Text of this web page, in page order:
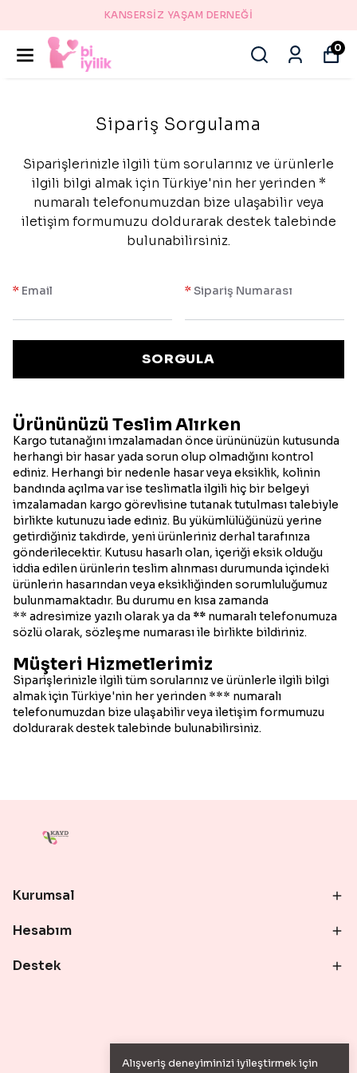
KANSERSİZ YAŞAM DERNEĞİ
0
Alışveriş deneyiminizi iyileştirmek için
Sipariş Sorgulama
Siparişlerinizle ilgili tüm sorularınız ve ürünlerle
ilgili bilgi almak için Türkiye'nin her yerinden *
numaralı telefonumuzdan bize ulaşabilir veya
iletişim formumuzu doldurarak destek talebinde
bulunabilirsiniz.
* Email *Sipariş Numarası
SORGULA
Ürününüzü Teslim Alırken
Kargo tutanağını imzalamadan önce ürününüzün kutusunda
herhangi bir hasar yada sorun olup olmadığını kontrol
ediniz. Herhangi bir nedenle hasar veya eksiklik, kolinin
bandında açılma var ise teslimatla ilgili hiç bir belgeyi
imzalamadan kargo görevlisine tutanak tutulması talebiyle
birlikte kutunuzu iade ediniz. Bu yükümlülüğünüzü yerine
getirdiğiniz takdirde, yeni ürünleriniz derhal tarafınıza
gönderilecektir. Kutusu hasarlı olan, içeriği eksik olduğu
iddia edilen ürünlerin teslim alınması durumunda içindeki
ürünlerin hasarından veya eksikliğinden sorumluluğumuz
bulunmamaktadır. Bu durumu en kısa zamanda
** adresimize yazılı olarak ya da ** numaralı telefonumuza
sözlü olarak, sözleşme numarası ile birlikte bildiriniz.
Müşteri Hizmetlerimiz
Siparişlerinizle ilgili tüm sorularınız ve ürünlerle ilgili bilgi
almak için Türkiye'nin her yerinden *** numaralı
telefonumuzdan bize ulaşabilir veya iletişim formumuzu
doldurarak destek talebinde bulunabilirsiniz.
Kurumsal
Hesabım
Destek